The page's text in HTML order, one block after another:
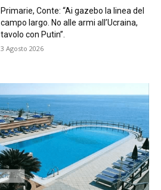
Primarie, Conte: “Ai gazebo la linea del
campo largo. No alle armi all’Ucraina,
tavolo con Putin”.
3 Agosto 2026